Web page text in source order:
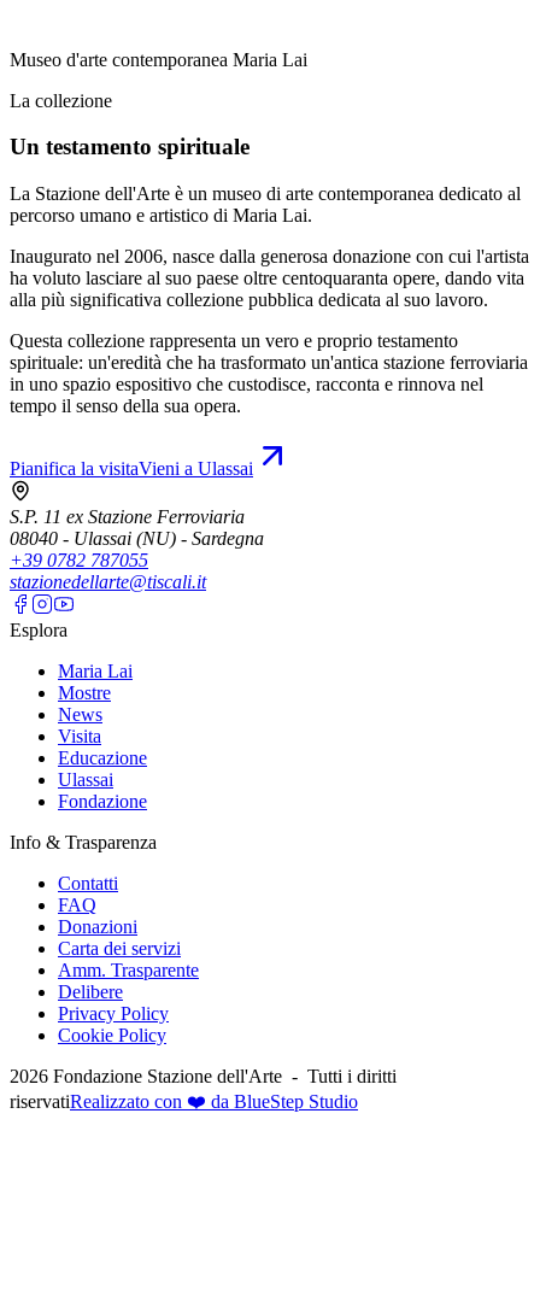
Museo d'arte contemporanea Maria Lai
La collezione
Un testamento spirituale
La Stazione dell'Arte è un museo di arte contemporanea dedicato al
percorso umano e artistico di Maria Lai.
Inaugurato nel 2006, nasce dalla generosa donazione con cui l'artista
ha voluto lasciare al suo paese oltre centoquaranta opere, dando vita
alla più significativa collezione pubblica dedicata al suo lavoro.
Questa collezione rappresenta un vero e proprio testamento
spirituale: un'eredità che ha trasformato un'antica stazione ferroviaria
in uno spazio espositivo che custodisce, racconta e rinnova nel
tempo il senso della sua opera.
Pianifica la visitaVieni a Ulassai
S.P. 11 ex Stazione Ferroviaria
08040 - Ulassai (NU) - Sardegna
+39 0782 787055
stazionedellarte@tiscali.it
Esplora
Maria Lai
Mostre
News
Visita
Educazione
Ulassai
Fondazione
Info & Trasparenza
Contatti
FAQ
Donazioni
Carta dei servizi
Amm. Trasparente
Delibere
Privacy Policy
Cookie Policy
2026 Fondazione Stazione dell'Arte - Tutti i diritti
riservatiRealizzato con ❤️ da BlueStep Studio